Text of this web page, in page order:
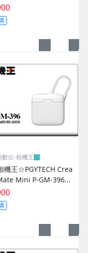
腳架、雲台-Manfrotto
腳架、雲台-GITZO
腳架、雲台-Fotopro
腳架、雲台-Benro
腳架、雲台-Marsace
腳架、雲台-其它廠牌
閃光燈-Godox
〔SD、MicroSD卡適
記憶卡收納盒/讀卡機
數位-相機王
機王☆PGYTECH Crea
Mini P-GM-396
〔SD、MicroSD卡適
記憶卡收納盒/讀卡機